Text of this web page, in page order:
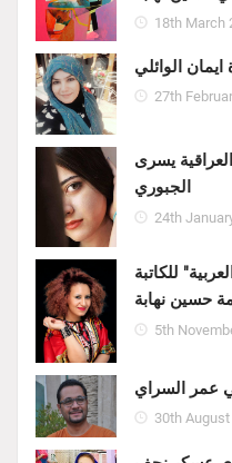
18th March
الوائلي
27th
يسرى
الجبوري
24th
للكاتبة
حسين نهابة
5th
عمر السراي
30th